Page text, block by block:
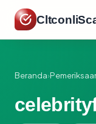
Beranda›